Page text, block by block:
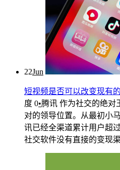
22Jun
短视频是否可以改变现有
度 0•腾讯 作为社交的绝对
对的领导位置。从最初小
讯已经全渠道累计用户超
社交软件没有直接的变现